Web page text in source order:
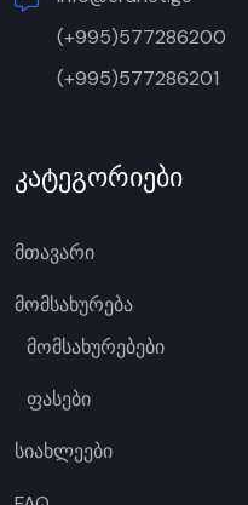
(+995)577286200
(+995)577286201
კატეგორიები
მთავარი
მომსახურება
მომსახურებები
ფასები
სიახლეები